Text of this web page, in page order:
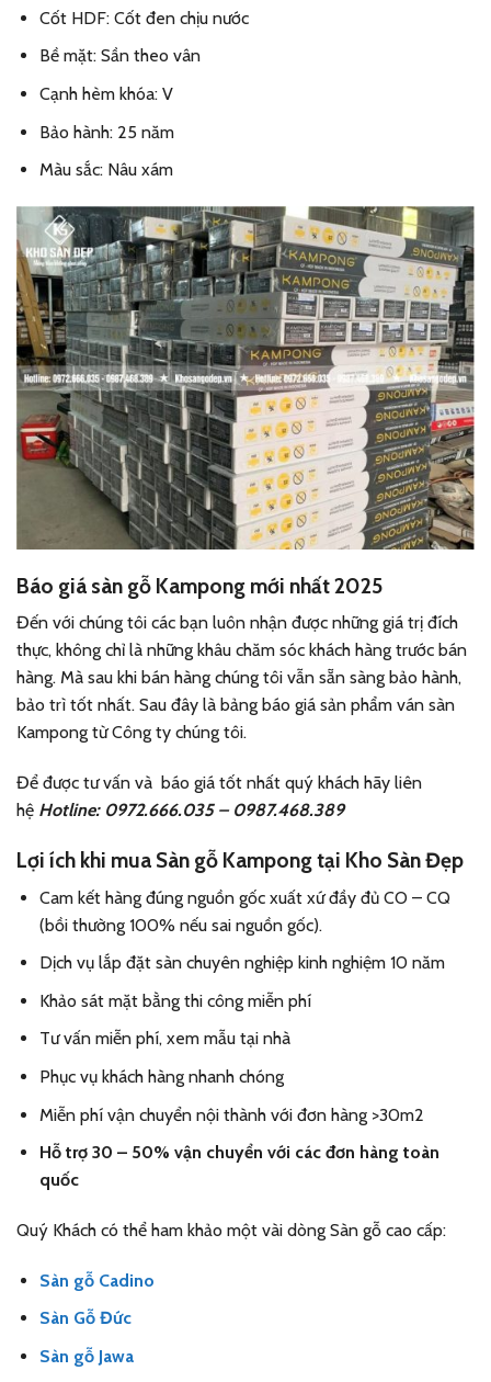
Cốt HDF: Cốt đen chịu nước
Bề mặt: Sần theo vân
Cạnh hèm khóa: V
Bảo hành: 25 năm
Màu sắc: Nâu xám
Báo giá sàn gỗ Kampong mới nhất 2025
Đến với chúng tôi các bạn luôn nhận được những giá trị đích
thực, không chỉ là những khâu chăm sóc khách hàng trước bán
hàng. Mà sau khi bán hàng chúng tôi vẫn sẵn sàng bảo hành,
bảo trì tốt nhất. Sau đây là bảng báo giá sản phẩm ván sàn
Kampong từ Công ty chúng tôi.
Để được tư vấn và báo giá tốt nhất quý khách hãy liên
hệ Hotline: 0972.666.035 – 0987.468.389
Lợi ích khi mua Sàn gỗ Kampong tại Kho Sàn Đẹp
Cam kết hàng đúng nguồn gốc xuất xứ đầy đủ CO – CQ
(bồi thường 100% nếu sai nguồn gốc).
Dịch vụ lắp đặt sàn chuyên nghiệp kinh nghiệm 10 năm
Khảo sát mặt bằng thi công miễn phí
Tư vấn miễn phí, xem mẫu tại nhà
Phục vụ khách hàng nhanh chóng
Miễn phí vận chuyển nội thành với đơn hàng >30m2
Hỗ trợ 30 – 50% vận chuyển với các đơn hàng toàn
quốc
Quý Khách có thể ham khảo một vài dòng Sàn gỗ cao cấp:
Sàn gỗ Cadino
Sàn Gỗ Đức
Sàn gỗ Jawa